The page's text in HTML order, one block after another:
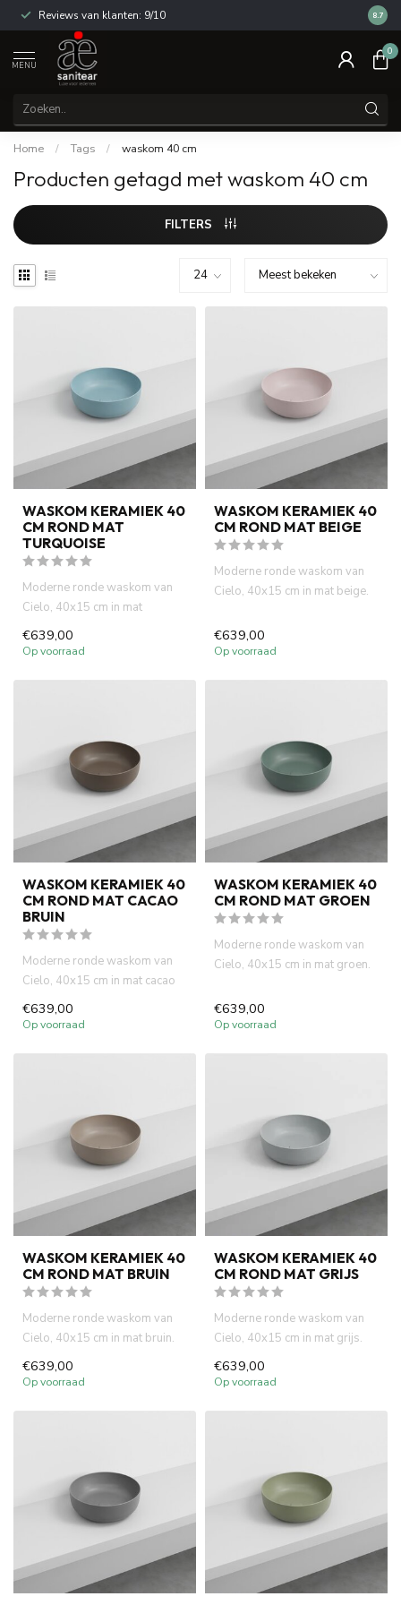
Reviews van klanten: 9/10 14
8.7
MENU
0
Home / Tags / waskom 40 cm
Producten getagd met waskom 40 cm
FILTERS
WASKOM KERAMIEK 40
CM ROND MAT
TURQUOISE
Moderne ronde waskom van
Cielo, 40x15 cm in mat
turquoise. Italiaans design,
hog...
€639,00
Op voorraad
WASKOM KERAMIEK 40
CM ROND MAT BEIGE
Moderne ronde waskom van
Cielo, 40x15 cm in mat beige.
€639,00
Op voorraad
WASKOM KERAMIEK 40
CM ROND MAT CACAO
BRUIN
Moderne ronde waskom van
Cielo, 40x15 cm in mat cacao
bruin. Italiaans design, h...
€639,00
Op voorraad
WASKOM KERAMIEK 40
CM ROND MAT GROEN
Moderne ronde waskom van
Cielo, 40x15 cm in mat groen.
€639,00
Op voorraad
WASKOM KERAMIEK 40
CM ROND MAT BRUIN
Moderne ronde waskom van
Cielo, 40x15 cm in mat bruin.
Italiaans design, hoge k...
€639,00
Op voorraad
WASKOM KERAMIEK 40
CM ROND MAT GRIJS
Moderne ronde waskom van
Cielo, 40x15 cm in mat grijs.
Italiaans design, hoge k...
€639,00
Op voorraad